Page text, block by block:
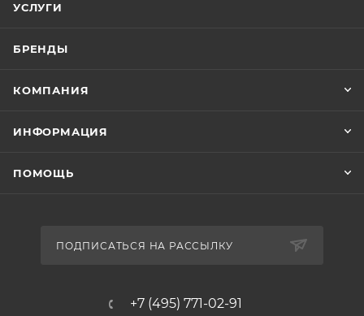
УСЛУГИ
БРЕНДЫ
КОМПАНИЯ
ИНФОРМАЦИЯ
ПОМОЩЬ
ПОДПИСАТЬСЯ НА РАССЫЛКУ
+7 (495) 771-02-91